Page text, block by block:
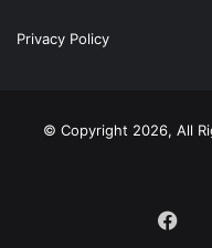
Privacy Policy
© Copyright 2026, All